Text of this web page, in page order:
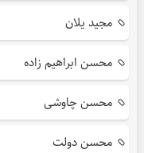
مجید یلان
محسن ابراهیم زاده
محسن چاوشی
محسن دولت